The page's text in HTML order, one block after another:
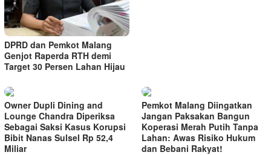
DPRD dan Pemkot Malang
Genjot Raperda RTH demi
Target 30 Persen Lahan Hijau
Owner Dupli Dining and
Lounge Chandra Diperiksa
Sebagai Saksi Kasus Korupsi
Bibit Nanas Sulsel Rp 52,4
Miliar
Pemkot Malang Diingatkan
Jangan Paksakan Bangun
Koperasi Merah Putih Tanpa
Lahan: Awas Risiko Hukum
dan Bebani Rakyat!